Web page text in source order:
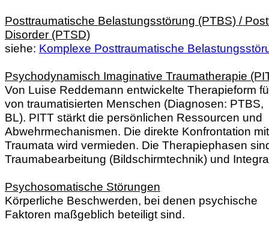
Posttraumatische Belastungsstörung (PTBS) /
Disorder (PTSD)
siehe: Komplexe Posttraumatische
Psychodynamisch Imaginative Traumatherapie
Von Luise Reddemann entwickelte Therapieform
von traumatisierten Menschen (Diagnosen: PTBS,
BL). PITT stärkt die persönlichen Ressourcen und
Abwehrmechanismen. Die direkte Konfrontation
Traumata wird vermieden. Die Therapiephasen
Traumabearbeitung (Bildschirmtechnik) und
Psychosomatische Störungen
Körperliche Beschwerden, bei denen psychische
Faktoren maßgeblich beteiligt sind.